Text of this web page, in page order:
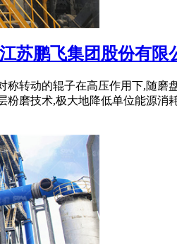
苏鹏飞集团股份有限
称转动的辊子在高压作用下,随
粉磨技术,极大地降低单位能源消